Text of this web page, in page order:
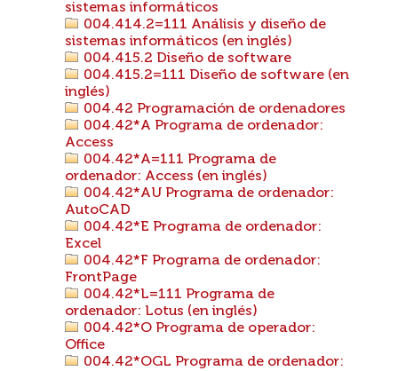
sistemas informáticos
004.414.2=111 Análisis y diseño de
sistemas informáticos (en inglés)
004.415.2 Diseño de software
004.415.2=111 Diseño de software (en
inglés)
004.42 Programación de ordenadores
004.42*A Programa de ordenador:
Access
004.42*A=111 Programa de
ordenador: Access (en inglés)
004.42*AU Programa de ordenador:
AutoCAD
004.42*E Programa de ordenador:
Excel
004.42*F Programa de ordenador:
FrontPage
004.42*L=111 Programa de
ordenador: Lotus (en inglés)
004.42*O Programa de operador:
Office
004.42*OGL Programa de ordenador: